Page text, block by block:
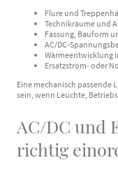
Flure und
Technikräume und
Fassung, Bauform
AC/DC-
Wärmeentwicklung
Ersatzstrom- oder
Eine mechanisch passende
sein, wenn Leuchte,
AC/DC und
richtig